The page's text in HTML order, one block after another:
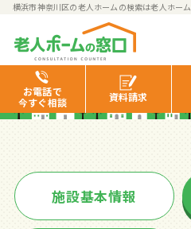
横浜市神奈川区の老人ホームの検索は老人ホー
お電話で
今すぐ相談
資料請求
みんなの家
施設基本情報